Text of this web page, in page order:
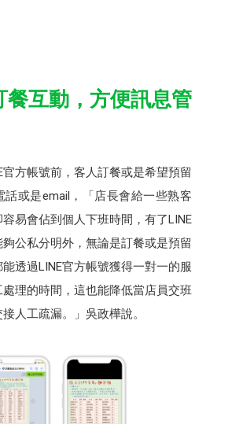
餐互動，方便訊息管
官方帳號前，客人訂餐或是希望預留
話或是email，「店長會給一些熟客
易會佔到個人下班時間，有了LINE
公私分明外，無論是訂餐或是預留
透過LINE官方帳號獲得一對一的服
理的時間，這也能降低當店員交班
人工疏漏。」吳政樺說。